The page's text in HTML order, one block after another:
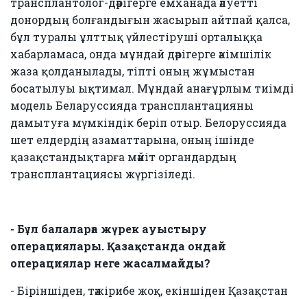
донордың болғандығын жасырып айтпай қалса,
бұл туралы ұлттық үйлестіруші орталыққа
хабарламаса, онда мұндай дәрігерге әкімшілік
жаза қолданылады, тіпті оның жұмыстан
босатылуы ықтимал. Мұндай анағұрлым тиімді
модель Беларуссияда трансплантацияны
дамытуға мүмкіндік беріп отыр. Белоруссияда
шет елдердің азаматтарына, оның ішінде
қазақстандықтарға мәйіт органдардың
трансплантациясы жүргізіледі.
- Бұл балаларға жүрек ауыстыру
операциялары. Қазақстанда ондай
операциялар неге жасалмайды?
- Біріншіден, тәжірибе жоқ, екіншіден Қазақстан